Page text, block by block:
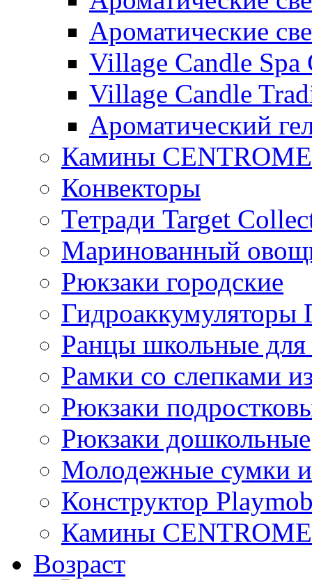
Ароматические
Village Candle Spa
Village Candle
Ароматический
Камины
Конвекторы
Тетради Target
Маринованный
Рюкзаки городские
Ранцы школьные
Рамки со слепками
Рюкзаки
Рюкзаки дошкольные
Молодежные сумки
Конструктор
Камины
Возраст